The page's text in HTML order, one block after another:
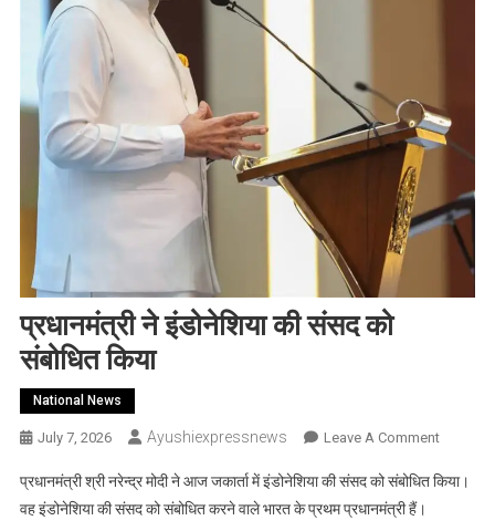
प्रधानमंत्री ने इंडोनेशिया की संसद को
संबोधित किया
National News
July 7, 2026 Ayushiexpressnews Leave A CommentOn
ने
प्रधानमंत्री श्री नरेन्‍द्र मोदी ने आज जकार्ता में इंडोनेशिया की संसद को संबोधित किया।
वह इंडोनेशिया की संसद को संबोधित करने वाले भारत के प्रथम प्रधानमंत्री हैं।